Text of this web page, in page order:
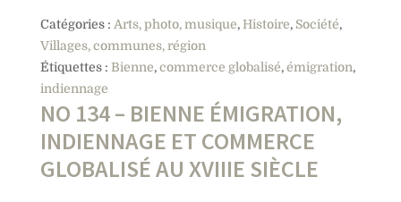
Catégories : Arts, photo, musique,Histoire, Société,
Villages, communes, région
Étiquettes : Bienne,commerce globalisé,émigration,
indiennage
NO 134 – BIENNE ÉMIGRATION,
INDIENNAGE ET COMMERCE
GLOBALISÉ AU XVIIIE SIÈCLE